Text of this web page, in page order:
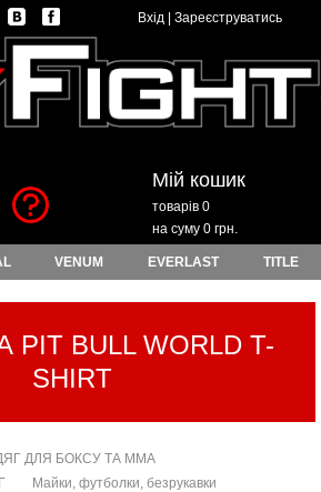
Вхід Зареєструватись
Мій кошик
товарів 0
на суму 0 грн.
VENUM EVERLAST TITLE
BULL WORLD T-
SHIRT
ДЛЯ БОКСУ ТА ММА
Майки, футболки, безрукавки